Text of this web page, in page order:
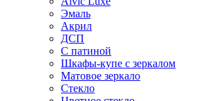
Эмаль
Акрил
ДСП
С патиной
Шкафы-купе с зеркалом
Матовое зеркало
Стекло